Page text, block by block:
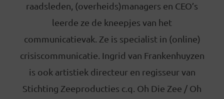
raadsleden, (overheids)managers en CEO’s
leerde ze de kneepjes van het
communicatievak. Ze is specialist in (online)
crisiscommunicatie. Ingrid van Frankenhuyzen
is ook artistiek directeur en regisseur van
Stichting Zeeproducties c.q. Oh Die Zee / Oh